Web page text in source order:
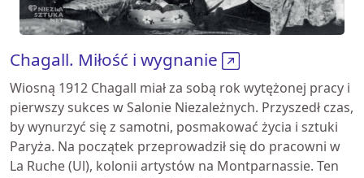
Chagall. Miłość i wygnanie
Wiosną 1912 Chagall miał za sobą rok wytężonej pracy i
pierwszy sukces w Salonie Niezależnych. Przyszedł czas,
by wynurzyć się z samotni, posmakować życia i sztuki
Paryża. Na początek przeprowadził się do pracowni w
La Ruche (Ul), kolonii artystów na Montparnassie. Ten